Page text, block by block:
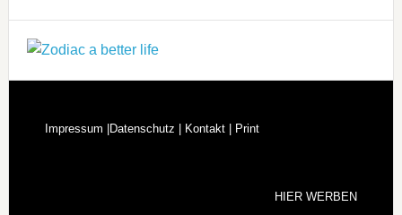
Impressum | Datenschutz | Kontakt | Print
HIER WERBEN